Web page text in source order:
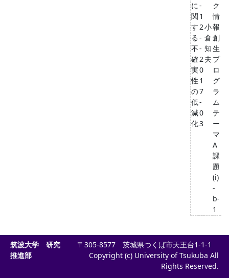
に
関
す
る
不
確
実
性
の
低
減
化
-
1
2
-
-
2
0
1
7
-
0
3
小
倉
知
夫
ク
情
報
創
生
プ
ロ
グ
ラ
ム
テ
ー
マ
A
課
題
(i)
-
b-
1
筑波大学 研究
推進部
〒305-8577 茨城県つくば市天王台1-1-1
Copyright (c) University of Tsukuba All
Rights Reserved.